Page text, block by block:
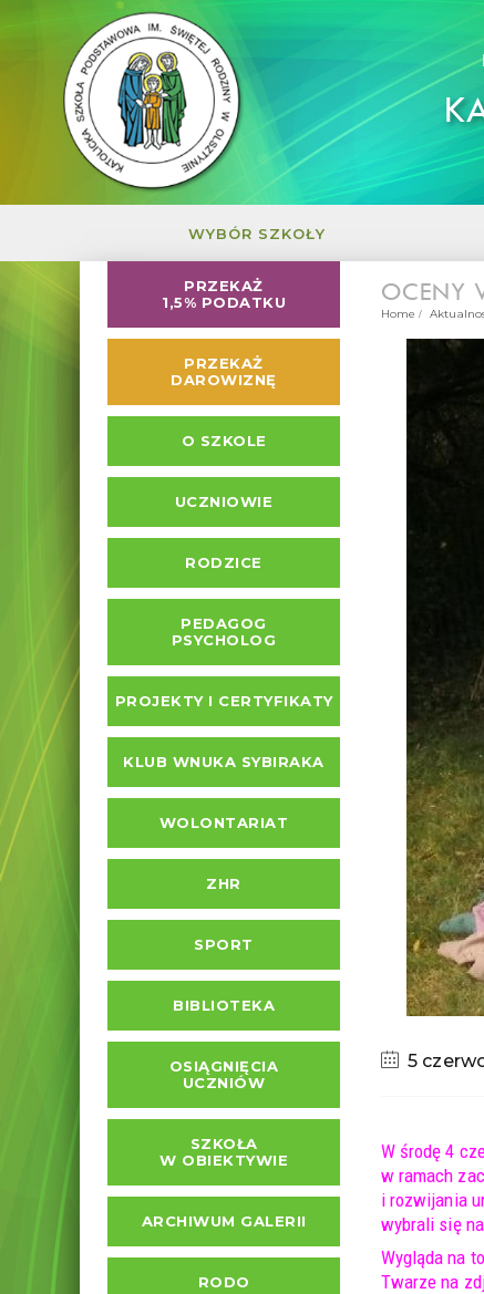
WYBÓR SZKOŁY
OCENY
Home
5
W środę 4
w ramach
i rozwijania
wybrali się
Wygląda na
Twarze na
PRZEKAŻ
1,5% PODATKU
PRZEKAŻ
DAROWIZNĘ
O SZKOLE
UCZNIOWIE
RODZICE
PEDAGOG
PSYCHOLOG
PROJEKTY I CERTYFIKATY
KLUB WNUKA SYBIRAKA
WOLONTARIAT
ZHR
SPORT
BIBLIOTEKA
OSIĄGNIĘCIA
UCZNIÓW
SZKOŁA
W OBIEKTYWIE
ARCHIWUM GALERII
RODO